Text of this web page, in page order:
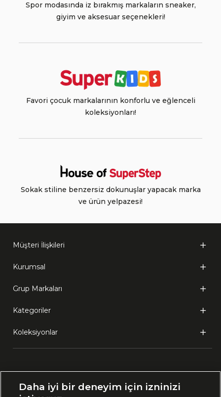
Spor modasında iz bırakmış markaların sneaker,
giyim ve aksesuar seçenekleri!
Favori çocuk markalarının konforlu ve eğlenceli
koleksiyonları!
Sokak stiline benzersiz dokunuşlar yapacak marka
ve ürün yelpazesi!
Müşteri İlişkileri
Kurumsal
Grup Markaları
Kategoriler
Koleksiyonlar
🇹🇷 Türkiye
Daha iyi bir deneyim için izninizi